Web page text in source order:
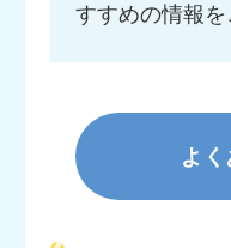
すすめの情報を
よ